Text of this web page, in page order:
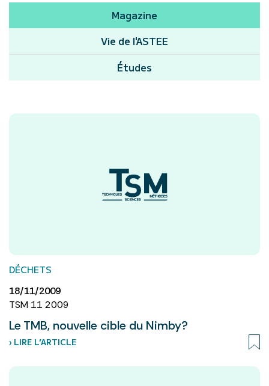
Magazine
Vie de l'ASTEE
Études
DÉCHETS
18/11/2009
TSM 11 2009
Le TMB, nouvelle cible du Nimby?
› LIRE L’ARTICLE